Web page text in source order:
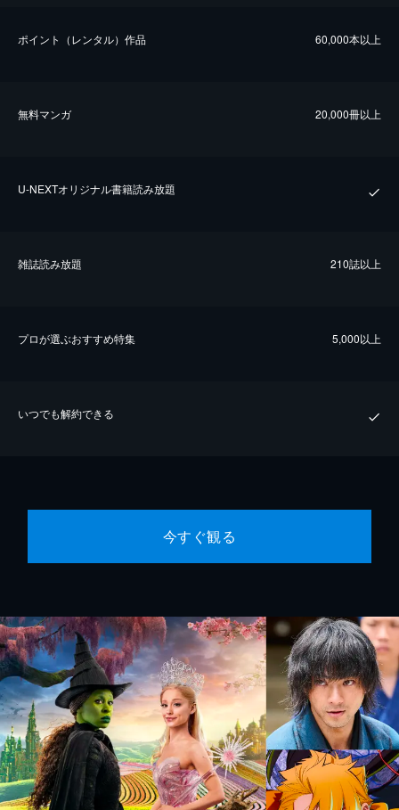
ポイント（レンタル）作品 60,000本以上
無料マンガ 20,000冊以上
U-NEXTオリジナル書籍読み放題
雑誌読み放題 210誌以上
プロが選ぶおすすめ特集 5,000以上
いつでも解約できる
今すぐ観る